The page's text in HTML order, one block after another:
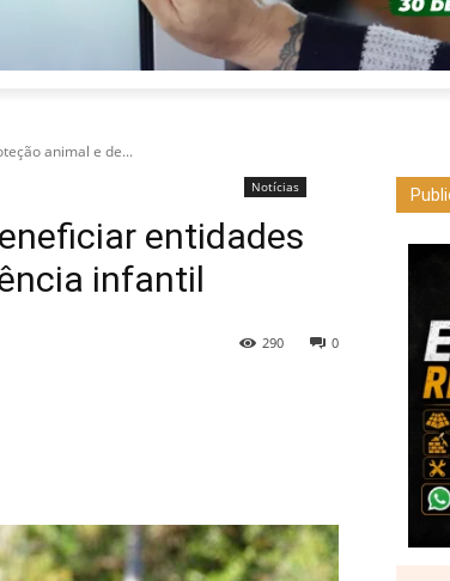
animal e de...
Notícias
entidades
infantil
0
290